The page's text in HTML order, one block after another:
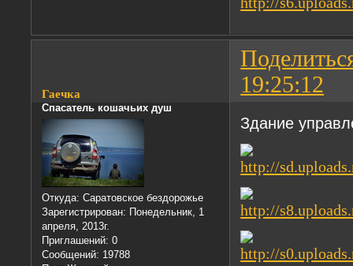
19:25:12
Гаечка
Спасатель кошачьих душ
Откуда: Саратовское бездорожье
Зарегистрирован: Понедельник, 1
апреля, 2013г.
Приглашений: 0
Сообщений: 19788
Здание